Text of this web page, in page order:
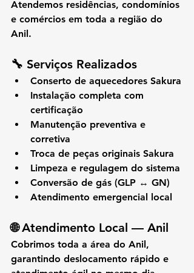
Atendemos residências, condomínios
e comércios em toda a região do
Anil.
🔧 Serviços Realizados
Conserto de aquecedores Sakura
Instalação completa com
certificação
Manutenção preventiva e
corretiva
Troca de peças originais Sakura
Limpeza e regulagem do sistema
Conversão de gás (GLP ↔ GN)
Atendimento emergencial local
🌐 Atendimento Local — Anil
Cobrimos toda a área do Anil,
garantindo deslocamento rápido e